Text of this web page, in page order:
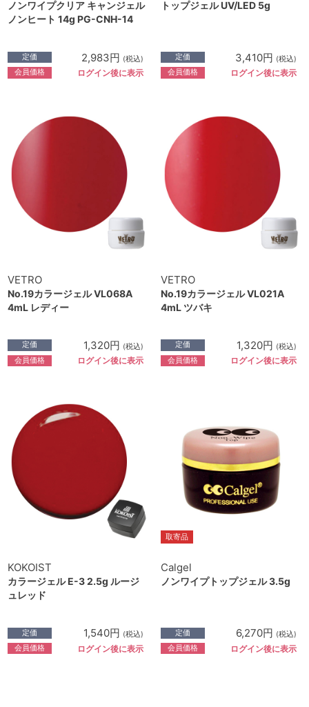
ノンワイプクリア キャンジェル
ノンヒート 14g PG-CNH-14
定価 2,983円 (税込)
会員価格 ログイン後に表示
トップジェル UV/LED 5g
定価 3,410円 (税込)
会員価格 ログイン後に表示
VETRO
No.19カラージェル VL068A
4mL レディー
定価 1,320円 (税込)
会員価格 ログイン後に表示
VETRO
No.19カラージェル VL021A
4mL ツバキ
定価 1,320円 (税込)
会員価格 ログイン後に表示
KOKOIST
カラージェル E-3 2.5g ルージ
ュレッド
定価 1,540円 (税込)
会員価格 ログイン後に表示
取寄品
Calgel
ノンワイプトップジェル 3.5g
定価 6,270円 (税込)
会員価格 ログイン後に表示